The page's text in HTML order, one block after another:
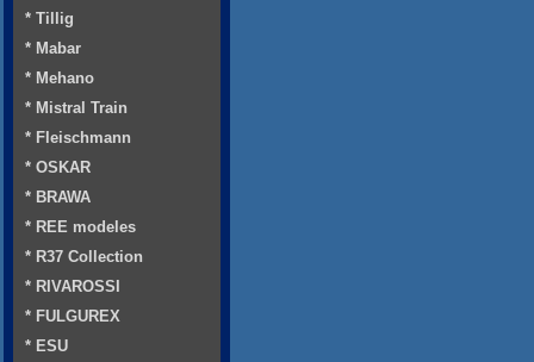
* Tillig
* Mabar
* Mehano
* Mistral Train
* Fleischmann
* OSKAR
* BRAWA
* REE modeles
* R37 Collection
* RIVAROSSI
* FULGUREX
* ESU